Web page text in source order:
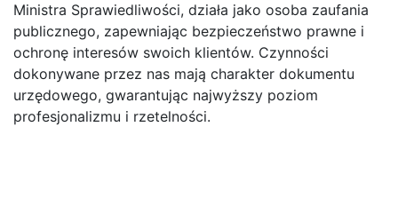
Ministra Sprawiedliwości, działa jako osoba zaufania
publicznego, zapewniając bezpieczeństwo prawne i
ochronę interesów swoich klientów. Czynności
dokonywane przez nas mają charakter dokumentu
urzędowego, gwarantując najwyższy poziom
profesjonalizmu i rzetelności.